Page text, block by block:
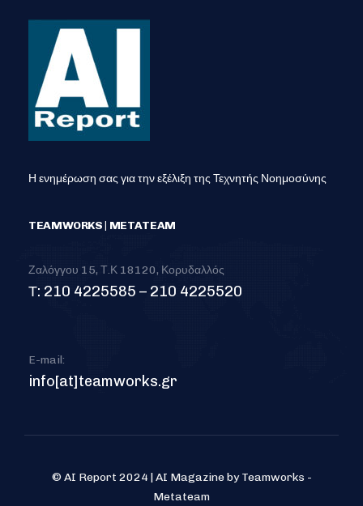
Η ενημέρωση σας για την εξέλιξη της Τεχνητής Νοημοσύνης
TEAMWORKS | METATEAM
Ζαλόγγου 15, Τ.Κ 18120, Κορυδαλλός
Τ: 210 4225585 – 210 4225520
E-mail:
info[at]teamworks.gr
© AI Report 2024 | AI Magazine by Teamworks -
Metateam